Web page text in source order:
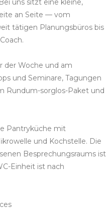
uns sitzt eine kleine,
an Seite — vom
tätigen Planungsbüros bis
der Woche und am
und Seminare, Tagungen
Rundum-sorglos-Paket und
Pantryküche mit
und Kochstelle. Die
Besprechungsraums ist
Einheit ist nach